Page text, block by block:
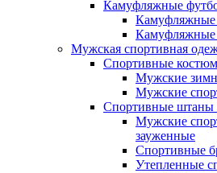
Камуфляжные
Камуфляжные
Мужская спортивная
Спортивные
Мужские
Мужские
Спортивные штаны
Мужские
зауженные
Спортивные
Утепленные